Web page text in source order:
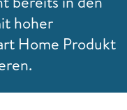
hoher
Home Produkt